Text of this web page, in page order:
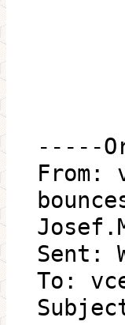
-----
From:
Sent:
To: